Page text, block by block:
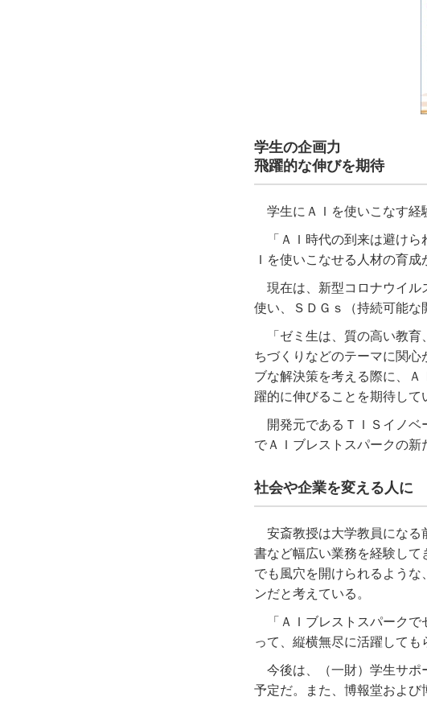
学生の企画力
飛躍的な伸びを期待
学生にＡＩを使いこなす経
「ＡＩ時代の到来は避け
Ｉを使いこなせる人材の育成
現在は、新型コロナウイル
使い、ＳＤＧｓ（持続可能な
「ゼミ生は、質の高い教
ちづくりなどのテーマに関
ブな解決策を考える際に、
躍的に伸びることを期待して
開発元であるＴＩＳイノ
でＡＩブレストスパークの新
社会や企業を変える人に
安斎教授は大学教員にな
書など幅広い業務を経験して
でも風穴を開けられるよう
ンだと考えている。
「ＡＩブレストスパーク
って、縦横無尽に活躍しても
今後は、（一財）学生サポ
予定だ。また、博報堂およ